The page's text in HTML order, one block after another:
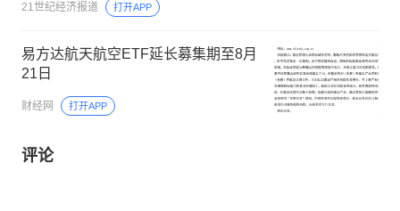
21世纪经济报道 打开APP
易方达航天航空ETF延长募集期至8月
21日
财经网 打开APP
评论